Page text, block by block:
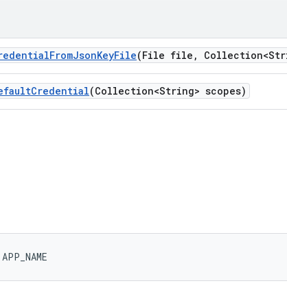
FromJsonKeyFile(File file ,
Credential(Collection<String> scopes)